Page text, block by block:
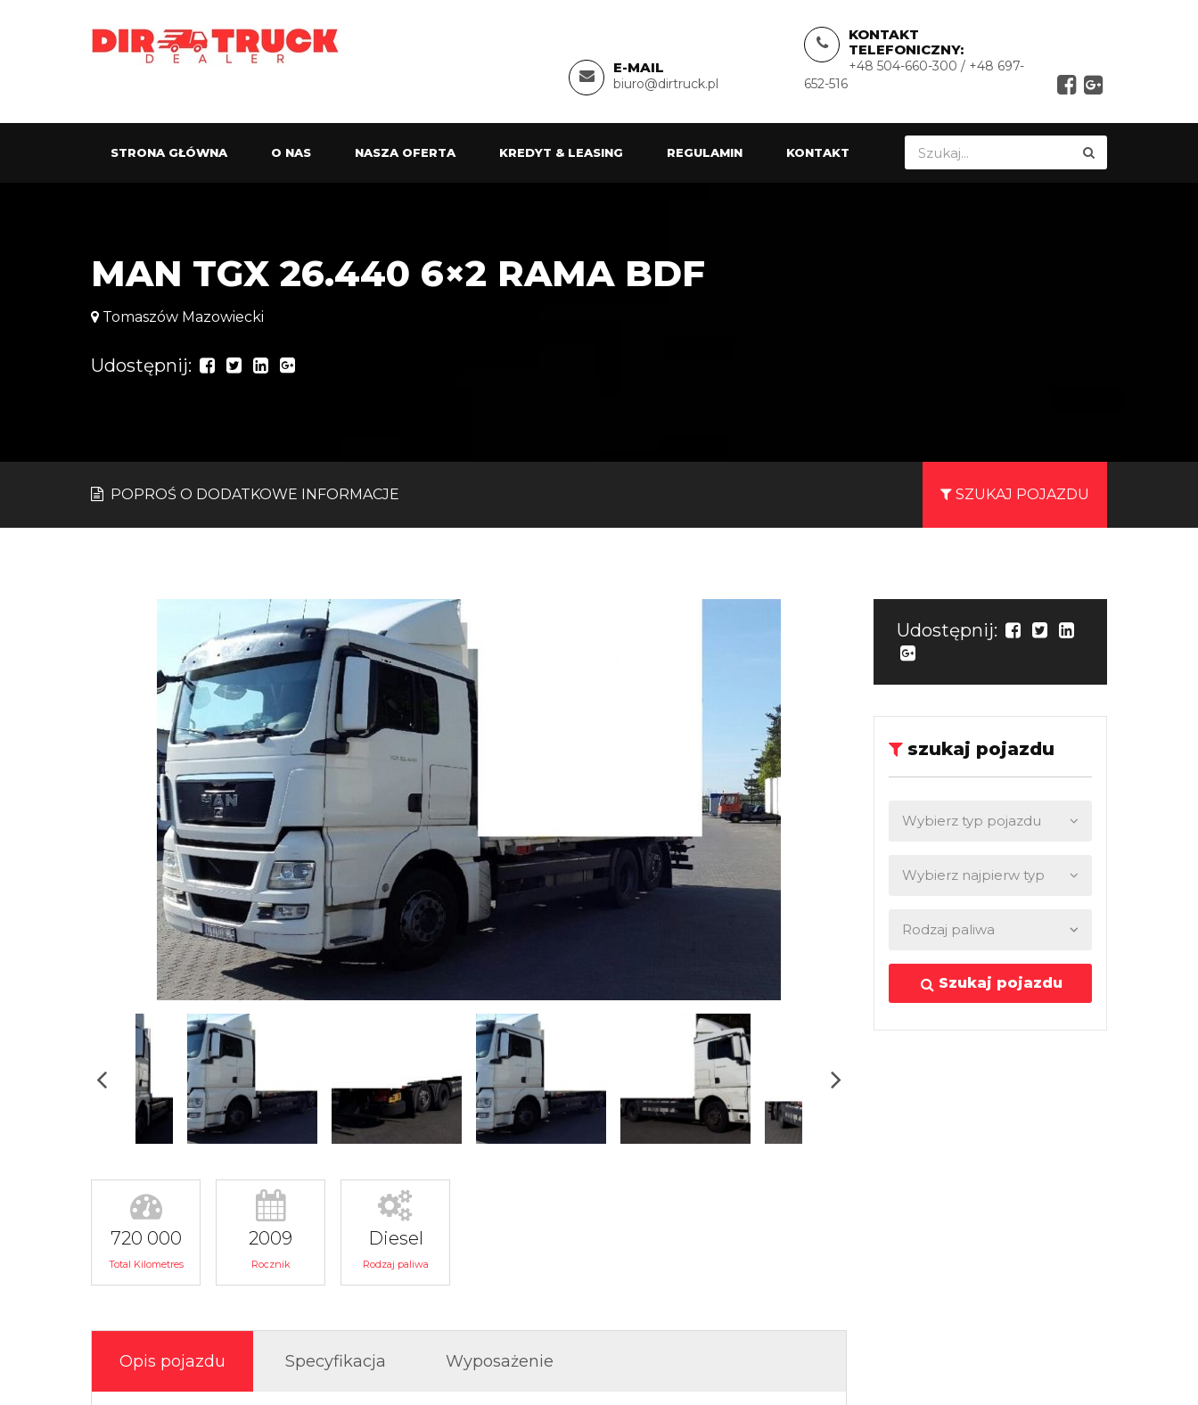
E-MAIL
biuro@dirtruck.pl
KONTAKT
TELEFONICZNY:
+48 504-660-300 / +48 697-
652-516
STRONA GŁÓWNA O NAS NASZA OFERTA KREDYT & LEASING REGULAMIN KONTAKT
MAN TGX 26.440 6×2 RAMA BDF
Tomaszów Mazowiecki
Udostępnij:
SZUKAJ POJAZDU
POPROŚ O DODATKOWE INFORMACJE
720 000
Total Kilometres
2009
Rocznik
Diesel
Rodzaj paliwa
Opis pojazdu Specyfikacja Wyposażenie
Udostępnij:
szukaj pojazdu
Szukaj pojazdu